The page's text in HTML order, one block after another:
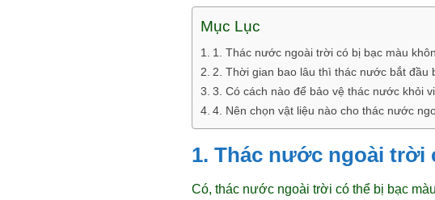
Mục Lục
1. Thác nước ngoài trời có bị bạc màu
2. Thời gian bao lâu thì thác nước bắt đầu
3. Có cách nào để bảo vệ thác nước khỏi
4. Nên chọn vật liệu nào cho thác nước
1. Thác nước ngoài trời
Có, thác nước ngoài trời có thể bị bạc